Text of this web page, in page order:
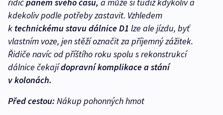
kdekoliv podle potřeby zastavit. Vzhledem
k technickému stavu dálnice D1 lze ale jízdu, byť
vlastním voze, jen stěží označit za příjemný zážitek.
Řidiče navíc od příštího roku spolu s rekonstrukcí
dálnice čekajídopravní komplikace a stání
v kolonách.
Před cestou: Nákup pohonných hmot